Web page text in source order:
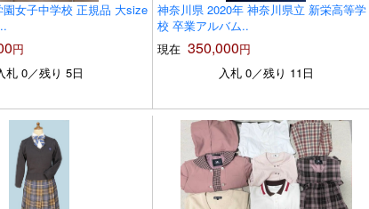
女子中学校 正規品 大size
円
札 0／残り 5日
神奈川県 2020年 神奈川県立 新栄高等学
校 卒業アルバム..
現在350,000円
入札 0／残り 11日